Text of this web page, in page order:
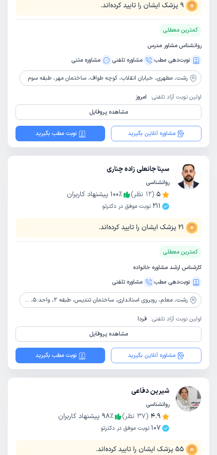
9 پزشک ایشان را تایید کرده‌اند.
کمترین معطلی
روانشناس مشاور مدرس
نوبت‌دهی مطب
مشاوره‌ تلفنی مشاوره‌ متنی
رشت، مطهری، خیابان انقلاب، کوچه طواف، ساختمان مهر، طبقه سوم
اولین نوبت آزاد تلفنی: امروز
مشاهده پروفایل
مشاوره آنلاین بگیرید نوبت مطب بگیرید
سینا جانعلی زاده چناری
روانشناسی
5
(
12 نظر) 100٪
پیشنهاد کاربران
211 نوبت موفق در دکترتو
21 پزشک ایشان را تایید کرده‌اند.
کمترین معطلی
کارشناس ارشد مشاوره خانواده
نوبت‌دهی مطب
مشاوره‌ تلفنی
رشت، معلم، روبروی استانداری، ساختمان تندیس، طبقه 2، واحد 5، دپارتمان مشاوره اسپارک
اولین نوبت آزاد تلفنی: فردا
مشاهده پروفایل
مشاوره آنلاین بگیرید نوبت مطب بگیرید
شیرین دفاعی
روانشناسی
4.9
(
37 نظر) 98٪
پیشنهاد کاربران
107 نوبت موفق در دکترتو
55 پزشک ایشان را تایید کرده‌اند.